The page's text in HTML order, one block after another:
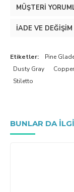
MÜŞTERI
İADE VE DEĞIŞIM
Etiketler: Pine
Dusty Gray
Stiletto
BUNLAR DA